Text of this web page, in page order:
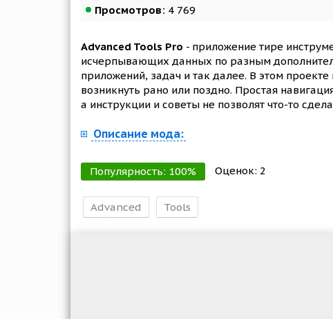
Просмотров: 4 769
Advanced Tools Pro - приложение тире
исчерпывающих данных по разным
приложений, задач и так далее. В этом
возникнуть рано или поздно. Простая
а инструкции и советы не позволят что-то
Описание мода:
Популярность: 100% Оценок: 2
Advanced Tools